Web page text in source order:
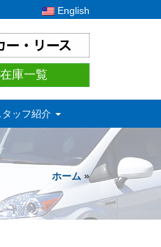
English
庫一覧
ッフ紹介
ホーム »